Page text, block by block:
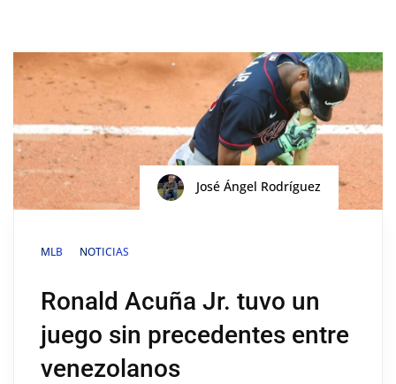
José Ángel Rodríguez
MLB NOTICIAS
Ronald Acuña Jr. tuvo un
juego sin precedentes entre
venezolanos